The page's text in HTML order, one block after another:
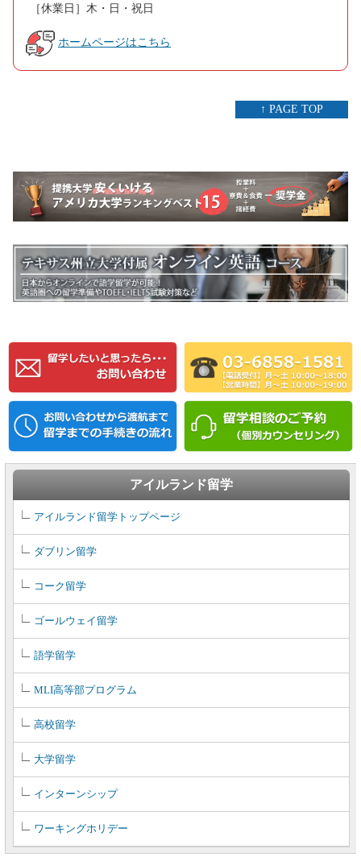
［休業日］木・日・祝日
ホームページはこちら
↑ PAGE TOP
アイルランド留学
アイルランド留学トップページ
ダブリン留学
コーク留学
ゴールウェイ留学
語学留学
MLI高等部プログラム
高校留学
大学留学
インターンシップ
ワーキングホリデー